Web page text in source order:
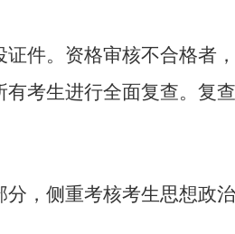
。资格审核不合格者，
考生进行全面复查。复
，侧重考核考生思想政